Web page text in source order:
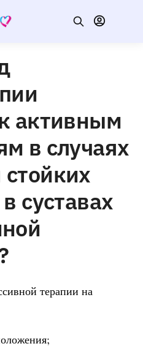
активным
в случаях
суставах
терапии на